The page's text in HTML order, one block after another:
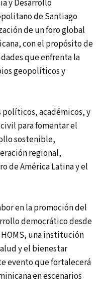
y Desarrollo
de Santiago
de un foro global
con el propósito de
que enfrenta la
geopolíticos y
políticos, académicos, y
para fomentar el
sostenible,
regional,
de América Latina y el
en la promoción del
democrático desde
HOMS, una institución
y el bienestar
evento que fortalecerá
en escenarios